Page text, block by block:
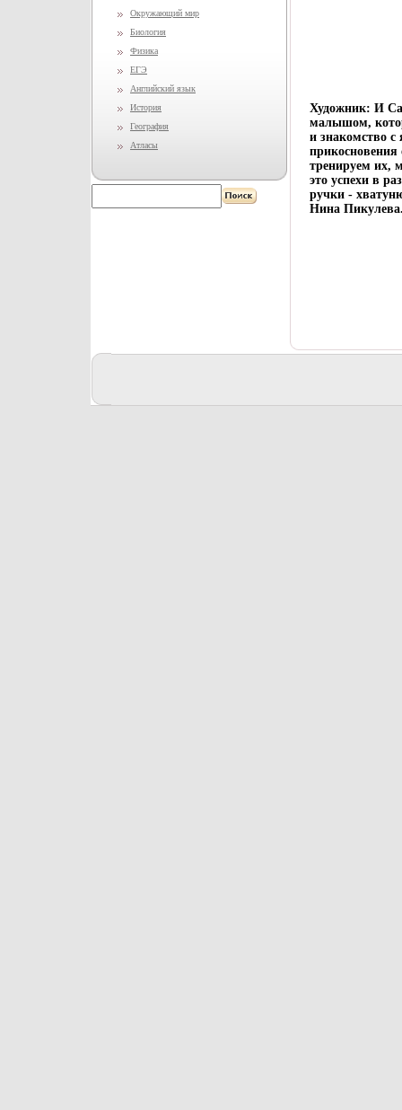
Окружающий мир
Биология
Физика
ЕГЭ
Английский язык
История
География
Атласы
Художник: И
малышом,
и знакомство
тренируем их,
это успехи в
ручки -
Нина